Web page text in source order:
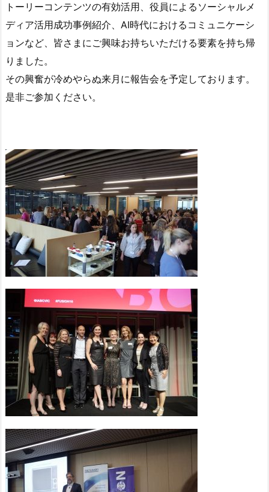
トーリーコンテンツの有効活用、役員によるソーシャルメ
ディア活用成功事例紹介、AI時代におけるコミュニケーシ
ョンなど、皆さまにご興味お持ちいただける要素を持ち帰
りました。
その興奮が冷めやらぬ来月に報告会を予定しております。
是非ご参加ください。